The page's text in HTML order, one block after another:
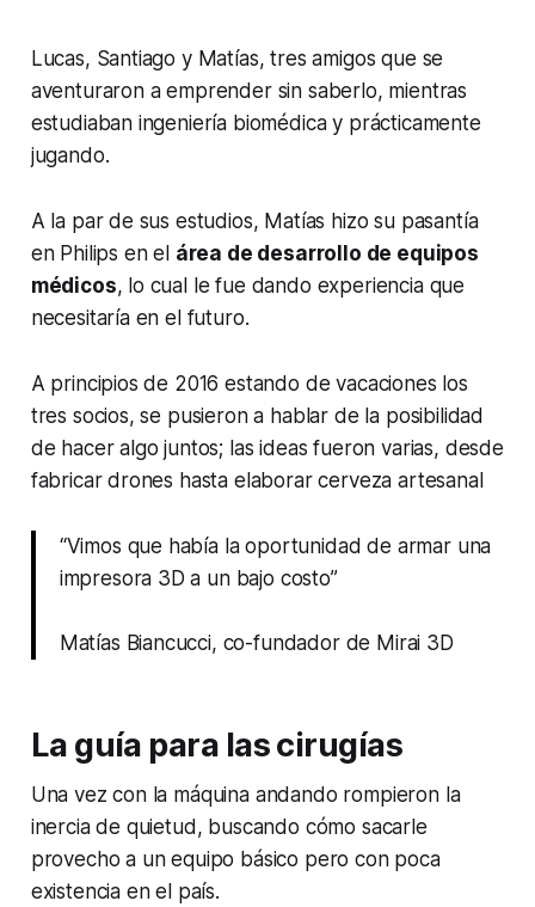
Lucas, Santiago y Matías, tres amigos que se
aventuraron a emprender sin saberlo, mientras
estudiaban ingeniería biomédica y prácticamente
jugando.
A la par de sus estudios, Matías hizo su pasantía
en Philips en el área de desarrollo de equipos
médicos, lo cual le fue dando experiencia que
necesitaría en el futuro.
A principios de 2016 estando de vacaciones los
tres socios, se pusieron a hablar de la posibilidad
de hacer algo juntos; las ideas fueron varias, desde
fabricar drones hasta elaborar cerveza artesanal
“Vimos que había la oportunidad de armar una
impresora 3D a un bajo costo”
Matías Biancucci, co-fundador de Mirai 3D
La guía para las cirugías
Una vez con la máquina andando rompieron la
inercia de quietud, buscando cómo sacarle
provecho a un equipo básico pero con poca
existencia en el país.